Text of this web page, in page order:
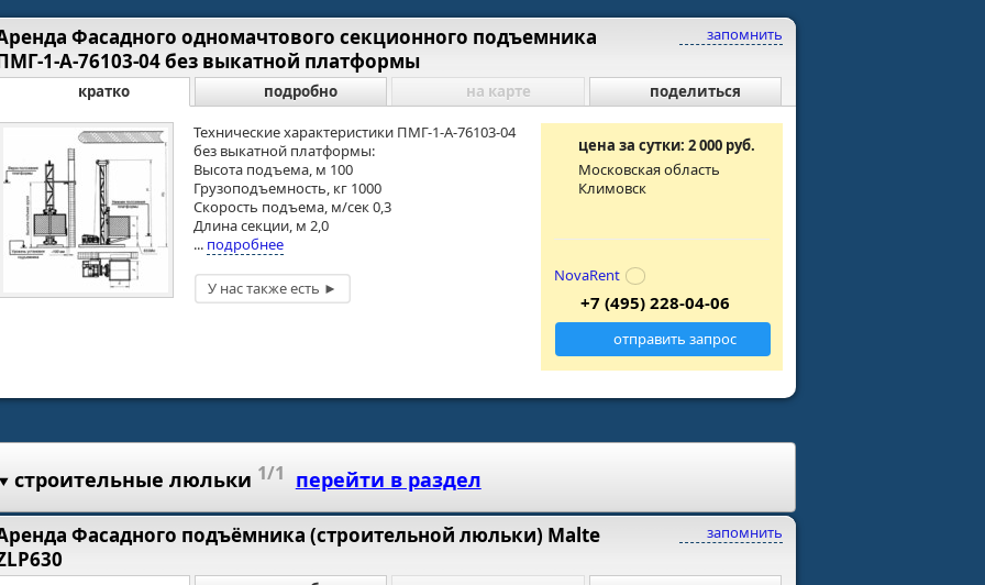
запомнить
Фасадного одномачтового секционного подъемника
1-А-76103-04 без выкатной платформы
кратко подробно на карте поделиться
Технические характеристики ПМГ-1-А-76103-04
без выкатной платформы:
Высота подъема, м 100
Грузоподъемность, кг 1000
Скорость подъема, м/сек 0,3
Длина секции, м 2,0
... подробнее
цена за сутки: 2 000 руб.
Московская область
Климовск
NovaRent
+7 (495) 228-04-06
отправить запрос
строительные люльки 1/1 перейти в раздел
запомнить
Фасадного подъёмника (строительной люльки) Malte